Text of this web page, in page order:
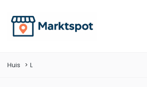
Huis L